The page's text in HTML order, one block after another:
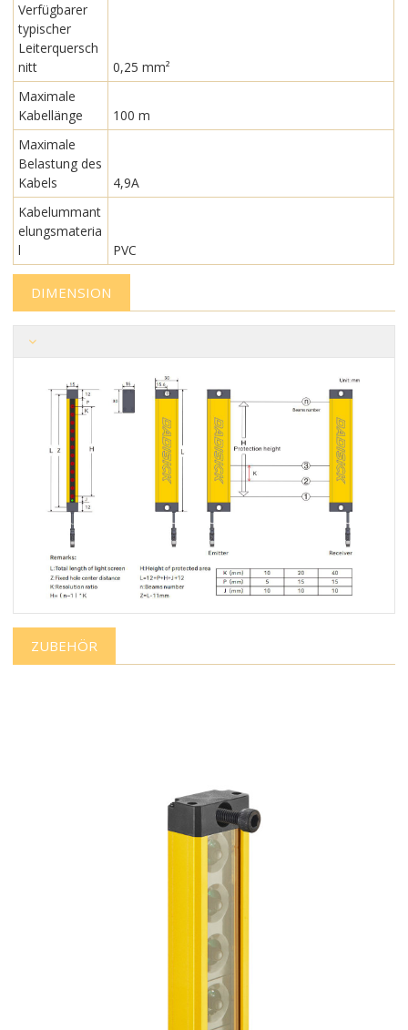
Verfügbarer
typischer
Leiterquersch
nitt
0,25 mm²
Maximale
Kabellänge
100 m
Maximale
Belastung des
Kabels
4,9A
Kabelummant
elungsmateria
l
PVC
DIMENSION
ZUBEHÖR